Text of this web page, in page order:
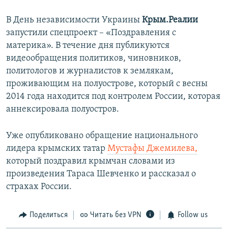
В День независимости Украины Крым.Реалии
запустили спецпроект – «Поздравления с
материка». В течение дня публикуются
видеообращения политиков, чиновников,
политологов и журналистов к землякам,
проживающим на полуострове, который с весны
2014 года находится под контролем России, которая
аннексировала полуостров.
Уже опубликовано обращение национального
лидера крымских татар Мустафы Джемилева,
который поздравил крымчан словами из
произведения Тараса Шевченко и рассказал о
страхах России.
Поделиться Читать без VPN Follow us